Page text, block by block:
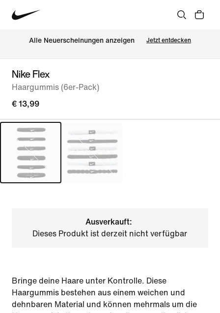
Alle Neuerscheinungen anzeigen Jetzt entdecken
Nike Flex
Haargummis (6er-Pack)
€ 13,99
Ausverkauft:
Dieses Produkt ist derzeit nicht verfügbar
Bringe deine Haare unter Kontrolle. Diese
Haargummis bestehen aus einem weichen und
dehnbaren Material und können mehrmals um die